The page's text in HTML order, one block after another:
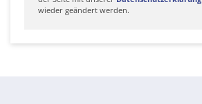
wieder geändert werden.